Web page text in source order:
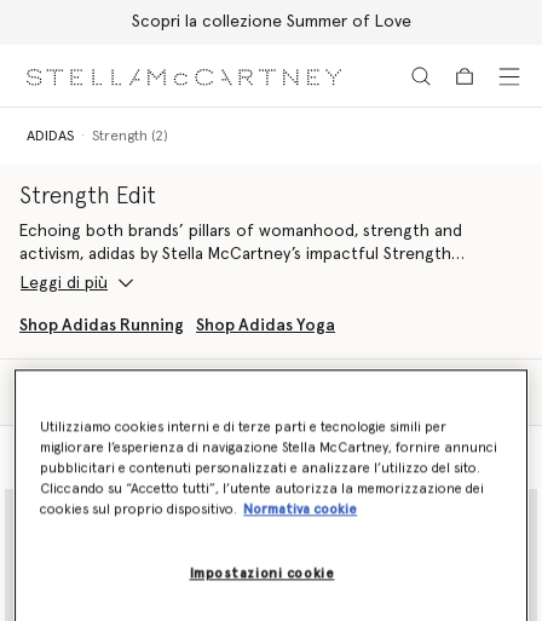
Scopri la collezione Summer of Love
ADIDAS Strength (2)
Strength Edit
Echoing both brands’ pillars of womanhood, strength and
activism, adidas by Stella McCartney’s impactful Strength
wardrobe fuses sports technology with sustainability in an
alongside stylish sports bags and accessories, each engineered
Maximise your performance and smash your PB - both inside the
gym and out.
Leggi di più
Shop Adidas Running Shop Adidas Yoga
Vista modello Vista prodotto
Utilizziamo cookies interni e di terze parti e tecnologie simili per
migliorare l’esperienza di navigazione Stella McCartney, fornire annunci
pubblicitari e contenuti personalizzati e analizzare l’utilizzo del sito.
Cliccando su “Accetto tutti”, l’utente autorizza la memorizzazione dei
cookies sul proprio dispositivo.
Normativa cookie
Impostazioni cookie